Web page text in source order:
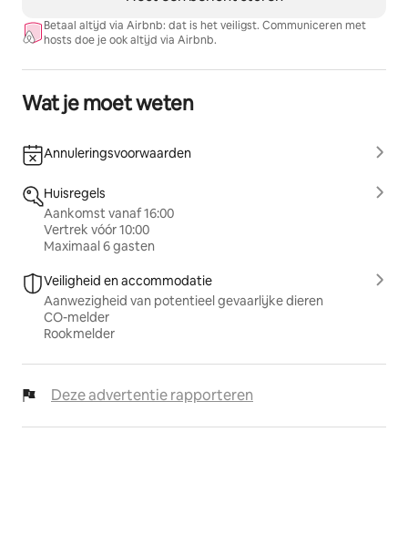
Gemoedsrust
zonder je zorgen te maken over onverwachte kosten.
Algemene voorwaarden zijn van toepassing. Dit beleid
dekt geen opzettelijke schade, buitensporige
nalatigheid of extra schoonmaaktijd.
Registratiegegevens
Gemeentelijk registratienummer: 002448
Betaal altijd via Airbnb: dat is het veiligst. Communiceren met
hosts doe je ook altijd via Airbnb.
Wat je moet weten
Annuleringsvoorwaarden
Huisregels
Aankomst vanaf 16:00
Vertrek vóór 10:00
Maximaal 6 gasten
Veiligheid en accommodatie
Aanwezigheid van potentieel gevaarlijke dieren
CO-melder
Rookmelder
Deze advertentie rapporteren